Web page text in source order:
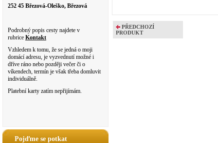
252 45 Březová-Oleško, Březová
Podrobný popis cesty najdete v
rubrice Kontakt
Vzhledem k tomu, že se jedná o moji
domácí adresu, je vyzvednutí možné i
dříve ráno nebo později večer či o
víkendech, termín je však třeba domluvit
individuálně.
Platební karty zatím nepřijímám.
Pojďme se potkat
PŘEDCHOZÍ
PRODUKT